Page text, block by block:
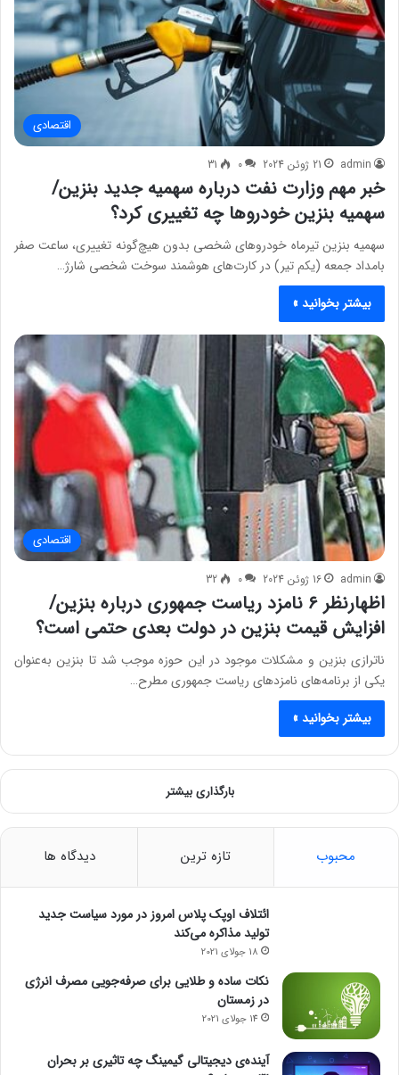
اقتصادی
admin 21 ژوئن 2024 0
31
خبر مهم وزارت نفت درباره سهمیه جدید بنزین/
سهمیه بنزین خودروها چه تغییری کرد؟
سهمیه بنزین تیرماه خودروهای شخصی بدون هیچ‌گونه تغییری، ساعت صفر
بامداد جمعه (یکم تیر) در کارت‌های هوشمند سوخت شخصی شارژ…
بیشتر بخوانید »
اقتصادی
admin 16 ژوئن 2024 0
32
اظهارنظر ۶ نامزد ریاست جمهوری درباره بنزین/
افزایش قیمت بنزین در دولت بعدی حتمی است؟
ناترازی بنزین و مشکلات موجود در این حوزه موجب شد تا بنزین به‌عنوان
یکی از برنامه‌های نامزدهای ریاست جمهوری مطرح…
بیشتر بخوانید »
بارگذاری بیشتر
محبوب تازه ترین دیدگاه ها
ائتلاف اوپک پلاس امروز در مورد سیاست جدید
تولید مذاکره می‌کند
18 جولای 2021
نکات ساده و طلایی برای صرفه‌جویی مصرف انرژی
در زمستان
14 جولای 2021
آینده‌ی دیجیتالی گیمینگ چه تاثیری بر بحران